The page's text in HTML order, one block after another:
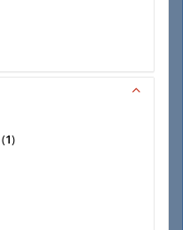
(1)